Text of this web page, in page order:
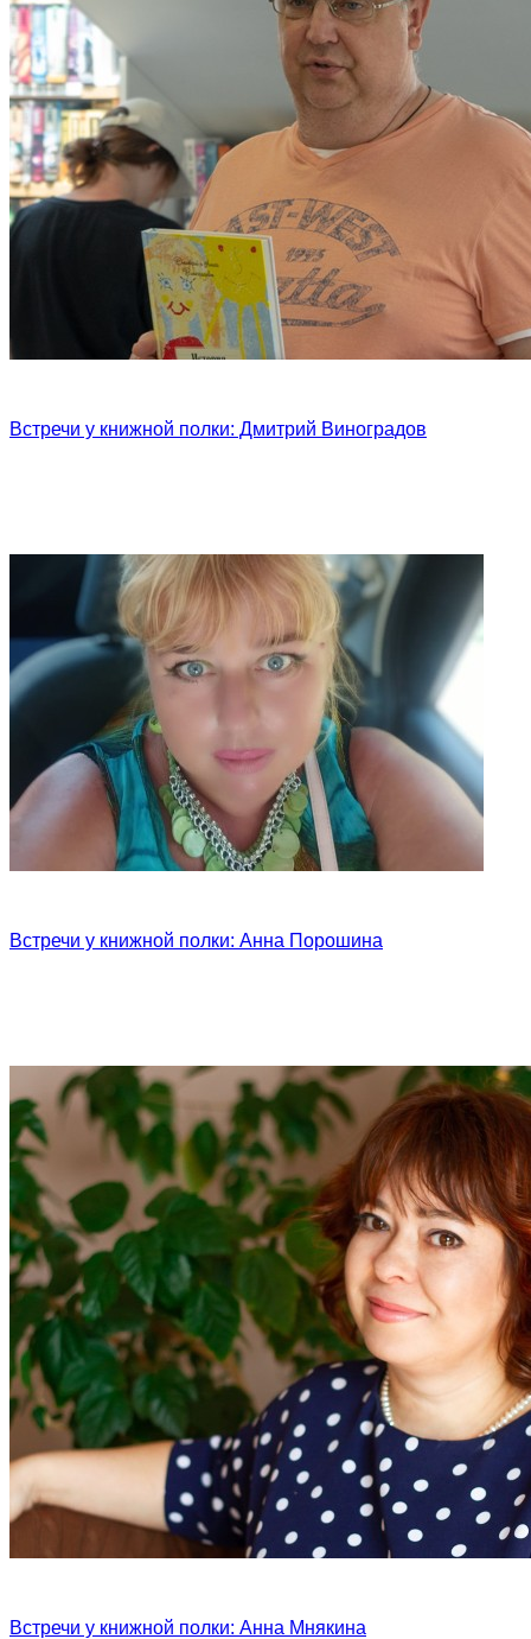
Встречи у книжной полки: Дмитрий Виноградов
Встречи у книжной полки: Анна Порошина
Встречи у книжной полки: Анна Мнякина